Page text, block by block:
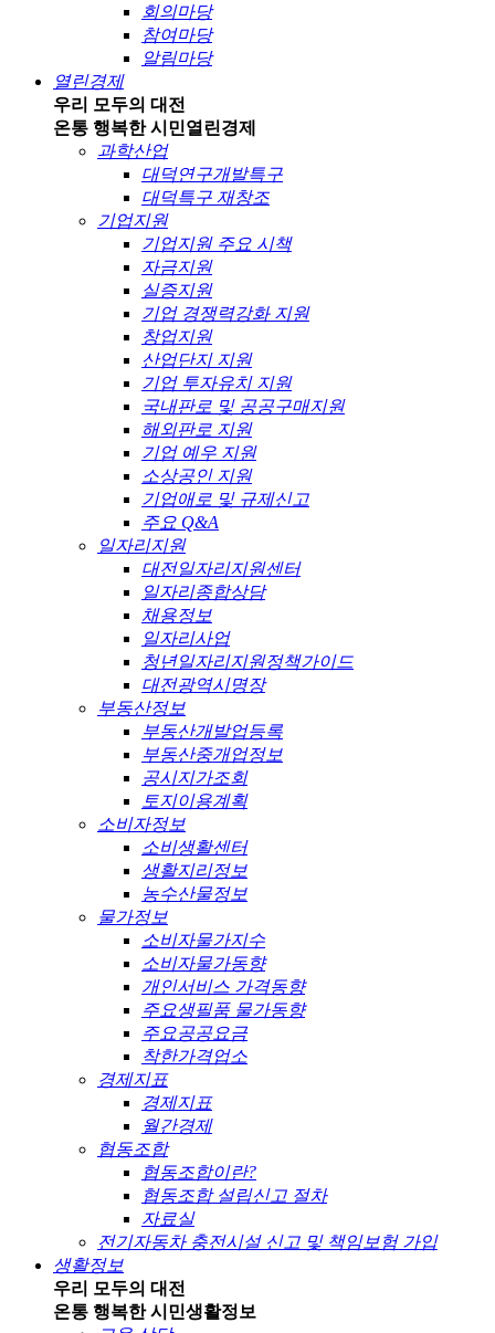
회의마당
참여마당
알림마당
열린경제
우리 모두의 대전
온통 행복한 시민열린경제
과학산업
대덕연구개발특구
대덕특구 재창조
기업지원
기업지원 주요 시책
자금지원
실증지원
기업 경쟁력강화 지원
창업지원
산업단지 지원
기업 투자유치 지원
국내판로 및 공공구매지원
해외판로 지원
기업 예우 지원
소상공인 지원
기업애로 및 규제신고
주요 Q&A
일자리지원
대전일자리지원센터
일자리종합상담
채용정보
일자리사업
청년일자리지원정책가이드
대전광역시명장
부동산정보
부동산개발업등록
부동산중개업정보
공시지가조회
토지이용계획
소비자정보
소비생활센터
생활지리정보
농수산물정보
물가정보
소비자물가지수
소비자물가동향
개인서비스 가격동향
주요생필품 물가동향
주요공공요금
착한가격업소
경제지표
경제지표
월간경제
협동조합
협동조합이란?
협동조합 설립신고 절차
자료실
전기자동차 충전시설 신고 및 책임보험 가입
생활정보
우리 모두의 대전
온통 행복한 시민생활정보